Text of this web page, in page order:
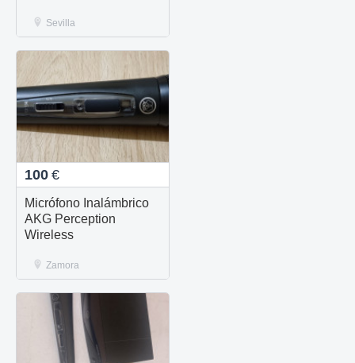
Sevilla
100 €
Micrófono Inalámbrico
AKG Perception
Wireless
Zamora